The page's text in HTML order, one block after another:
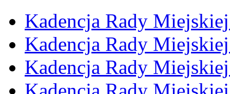
Kadencja Rady
Kadencja Rady
Kadencja Rady